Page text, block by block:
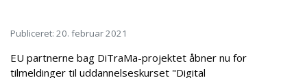
Publiceret: 20. februar 2021
EU partnerne bag DiTraMa-projektet åbner nu for
tilmeldinger til uddannelseskurset "Digital